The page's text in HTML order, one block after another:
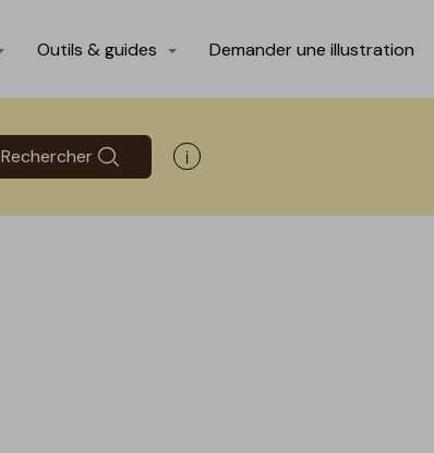
Outils & guides Demander une illustration
Rechercher Afficher les informations